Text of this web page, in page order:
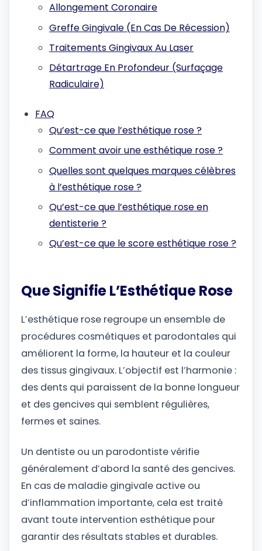
Allongement Coronaire
Greffe Gingivale (En Cas De Récession)
Traitements Gingivaux Au Laser
Détartrage En Profondeur (Surfaçage
Radiculaire)
FAQ
Qu’est-ce que l’esthétique rose ?
Comment avoir une esthétique rose ?
Quelles sont quelques marques célèbres
à l’esthétique rose ?
Qu’est-ce que l’esthétique rose en
dentisterie ?
Qu’est-ce que le score esthétique rose ?
Que Signifie L’Esthétique Rose
L’esthétique rose regroupe un ensemble de
procédures cosmétiques et parodontales qui
améliorent la forme, la hauteur et la couleur
des tissus gingivaux. L’objectif est l’harmonie :
des dents qui paraissent de la bonne longueur
et des gencives qui semblent régulières,
fermes et saines.
Un dentiste ou un parodontiste vérifie
généralement d’abord la santé des gencives.
En cas de maladie gingivale active ou
d’inflammation importante, cela est traité
avant toute intervention esthétique pour
garantir des résultats stables et durables.